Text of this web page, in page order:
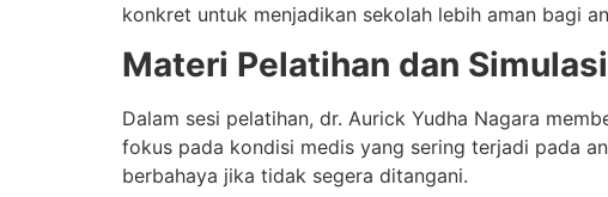
konkret untuk menjadikan sekolah lebih aman bagi
Materi Pelatihan dan
Dalam sesi pelatihan, dr. Aurick Yudha Nagara
fokus pada kondisi medis yang sering terjadi pada
berbahaya jika tidak segera ditangani.